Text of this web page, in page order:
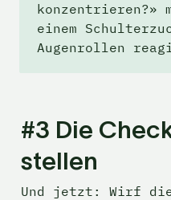
konzentrieren?»
einem
Augenrollen
#3 Die
stellen
Und jetzt: Wirf